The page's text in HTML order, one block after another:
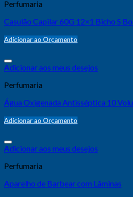
Perfumaria
Casulão Capilar 60G 12×1 Bicho S
Adicionar ao Orçamento
Adicionar aos meus desejos
Perfumaria
Água Oxigenada Antisséptica 10
Adicionar ao Orçamento
Adicionar aos meus desejos
Perfumaria
Aparelho de Barbear com Lâminas